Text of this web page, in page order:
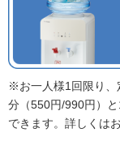
※お一人様1回限り、
分（550円/990円）
できます。詳しくは